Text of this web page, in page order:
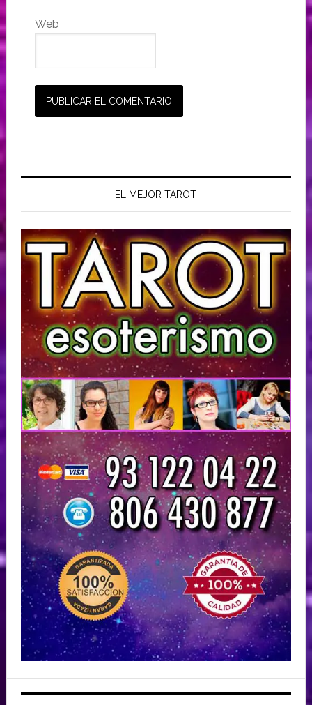
Web
EL MEJOR TAROT